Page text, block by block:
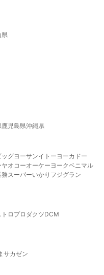
県
鹿児島県沖縄県
ッグヨーサンイトーヨーカドー
ヤオコーオーケー ヨークベニマル
務スーパーいかり フジグラン
トロプロダクツDCM
サカゼン